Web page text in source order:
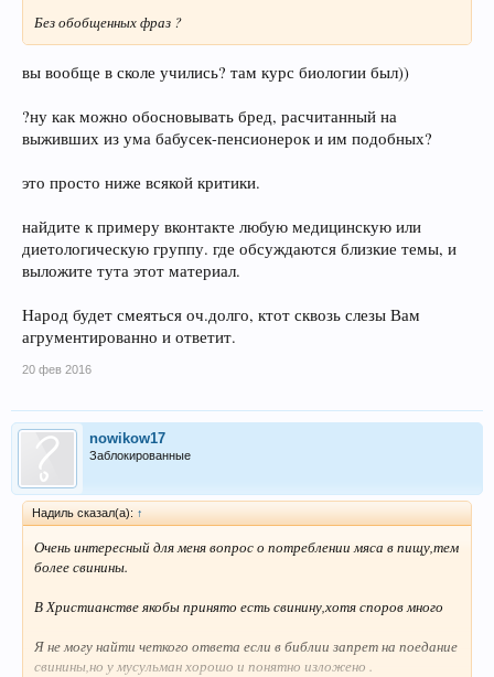
Без обобщенных фраз ?
вы вообще в сколе учились? там курс биологии был))
?ну как можно обосновывать бред, расчитанный на
выживших из ума бабусек-пенсионерок и им подобных?
это просто ниже всякой критики.
найдите к примеру вконтакте любую медицинскую или
диетологическую группу. где обсуждаются близкие темы, и
выложите тута этот материал.
Народ будет смеяться оч.долго, ктот сквозь слезы Вам
агрументированно и ответит.
20 фев 2016
nowikow17
Заблокированные
Надиль сказал(а): ↑
Очень интересный для меня вопрос о потреблении мяса в пищу,тем
более свинины.
В Христианстве якобы принято есть свинину,хотя споров много
Я не могу найти четкого ответа если в библии запрет на поедание
свинины,но у мусульман хорошо и понятно изложено .